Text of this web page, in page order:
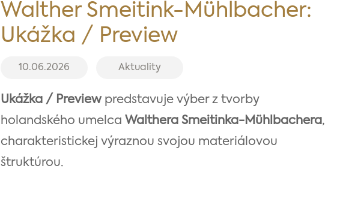
Walther Smeitink-Mühlbacher:
Ukážka / Preview
10.06.2026 Aktuality
Ukážka / Previewpredstavuje výber z tvorby
holandského umelca Walthera Smeitinka-Mühlbachera,
charakteristickej výraznou svojou materiálovou
štruktúrou.